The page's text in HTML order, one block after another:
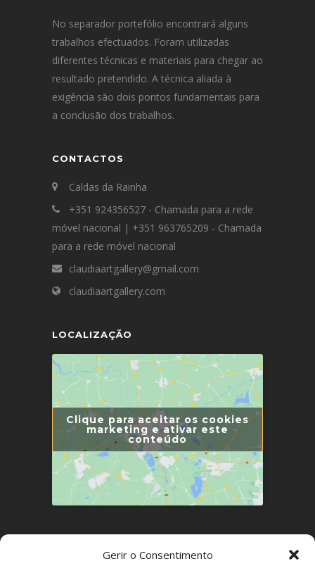
Gerir o Consentimento
No separador portefólio encontrará alguns
trabalhos efectuados. Foram utilizadas
diferentes técnicas e materiais para chegar ao
resultado pretendido. A técnica aliada à
exigência são dois pontos fundamentais para
a conclusão dos trabalhos.
CONTACTOS
Caldas da Rainha
+351 924356527 - Chamada para a rede
móvel nacional | +351 963765209 - Chamada
para a rede móvel nacional
claudiaartgallery@gmail.com
claudiaartgallery.com
LOCALIZAÇÃO
Clique para aceitar os cookies
marketing e ativar este
conteúdo